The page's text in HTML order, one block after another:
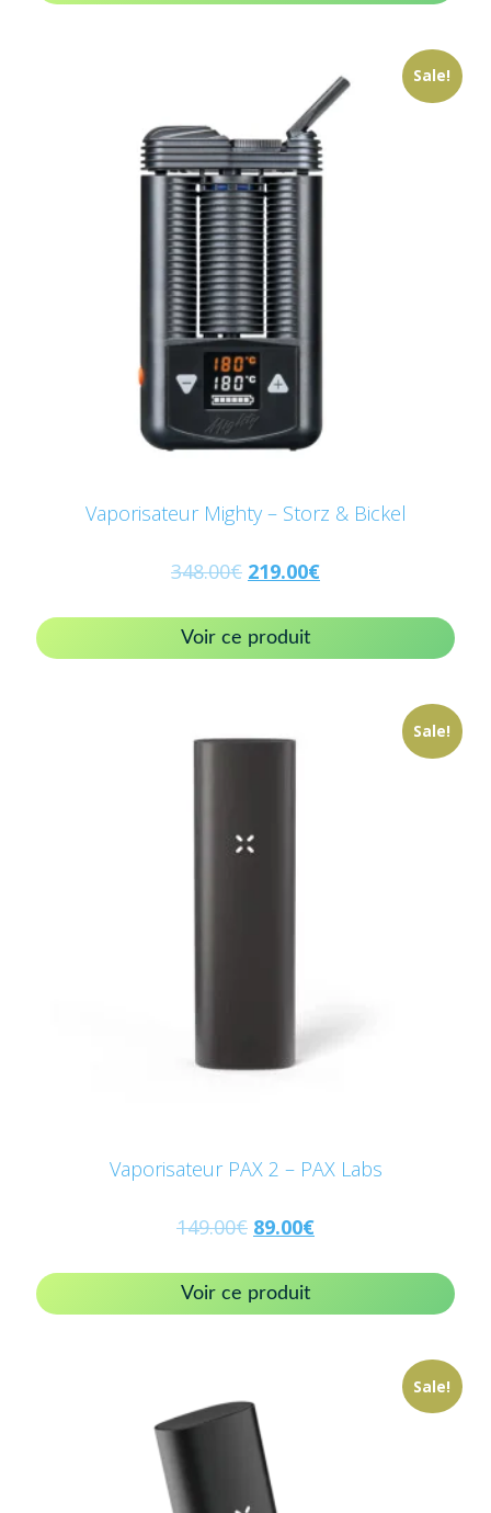
Sale!
Vaporisateur Mighty – Storz & Bickel
348.00€ 219.00€
Voir ce produit
Sale!
Vaporisateur PAX 2 – PAX Labs
149.00€ 89.00€
Voir ce produit
Sale!